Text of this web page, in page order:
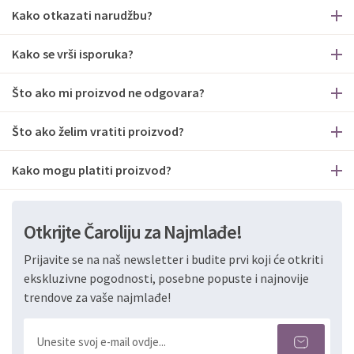
Kako otkazati narudžbu?
Kako se vrši isporuka?
Što ako mi proizvod ne odgovara?
Što ako želim vratiti proizvod?
Kako mogu platiti proizvod?
Otkrijte Čaroliju za Najmlađe!
Prijavite se na naš newsletter i budite prvi koji će otkriti
ekskluzivne pogodnosti, posebne popuste i najnovije
trendove za vaše najmlađe!